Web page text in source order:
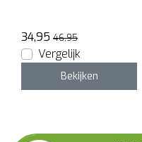
34,95 46,95
Vergelijk
Bekijken